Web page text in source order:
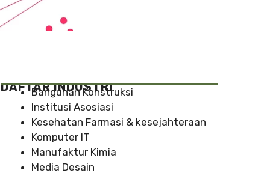
DAFTAR INDUSTRI
Bangunan Konstruksi
Institusi Asosiasi
Kesehatan Farmasi & kesejahteraan
Komputer IT
Manufaktur Kimia
Media Desain